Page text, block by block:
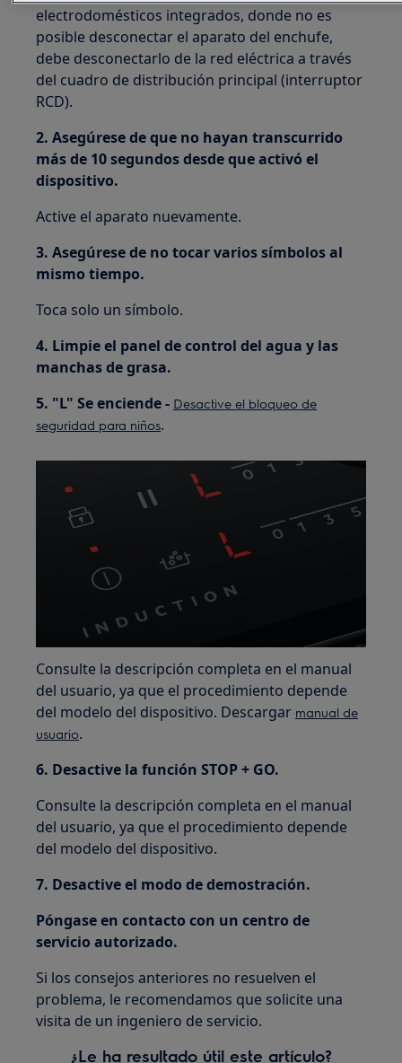
electrodomésticos integrados, donde no es
posible desconectar el aparato del enchufe,
debe desconectarlo de la red eléctrica a través
del cuadro de distribución principal (interruptor
RCD).
2. Asegúrese de que no hayan transcurrido
más de 10 segundos desde que activó el
dispositivo.
Active el aparato nuevamente.
3. Asegúrese de no tocar varios símbolos al
mismo tiempo.
Toca solo un símbolo.
4. Limpie el panel de control del agua y las
manchas de grasa.
5. "L" Se enciende - Desactive el bloqueo de
seguridad para niños.
Consulte la descripción completa en el manual
del usuario, ya que el procedimiento depende
del modelo del dispositivo. Descargar manual de
usuario.
6. Desactive la función STOP + GO.
Consulte la descripción completa en el manual
del usuario, ya que el procedimiento depende
del modelo del dispositivo.
7. Desactive el modo de demostración.
Póngase en contacto con un centro de
servicio autorizado.
Si los consejos anteriores no resuelven el
problema, le recomendamos que solicite una
visita de un ingeniero de servicio.
¿Le ha resultado útil este artículo?